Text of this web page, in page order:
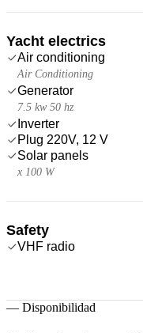
Yacht electrics
Air conditioning
Air Conditioning
Generator
7.5 kw 50 hz
Inverter
Plug 220V, 12 V
Solar panels
x 100 W
Safety
VHF radio
— Disponibilidad